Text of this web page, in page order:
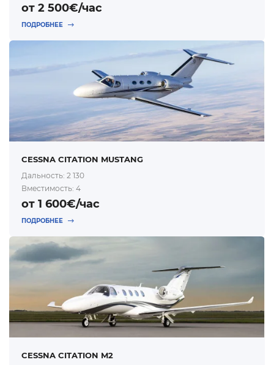
от 2 500€/час
ПОДРОБНЕЕ
CESSNA CITATION MUSTANG
Дальность: 2 130
Вместимость: 4
от 1 600€/час
ПОДРОБНЕЕ
CESSNA CITATION M2